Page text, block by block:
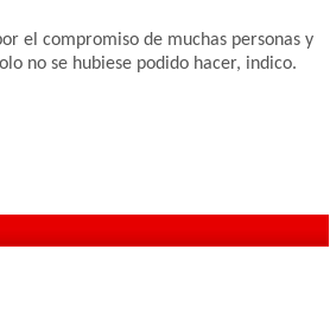
el compromiso de muchas personas y
no se hubiese podido hacer, indico.